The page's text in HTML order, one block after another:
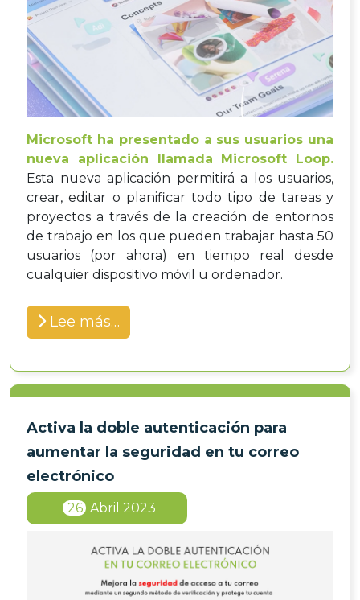
Microsoft ha presentado a sus usuarios una
nueva aplicación llamada
Microsoft Loop.
Esta nueva aplicación permitirá a los usuarios,
crear, editar o planificar todo tipo de tareas y
proyectos a través de la creación de entornos
de trabajo en los que pueden trabajar hasta 50
usuarios (por ahora) en tiempo real desde
cualquier dispositivo móvil u ordenador.
Lee más…
Activa la doble autenticación para
aumentar la seguridad en tu correo
electrónico
26 Abril 2023